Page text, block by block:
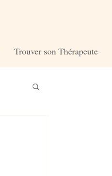
Trouver son Thérapeute